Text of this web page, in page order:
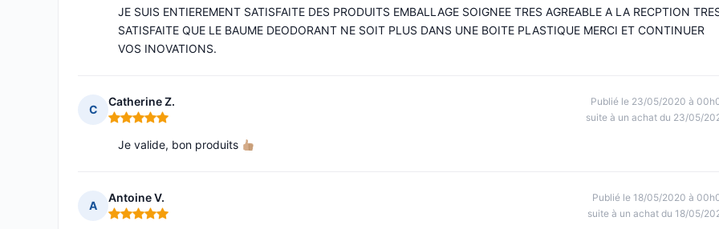
JE SUIS ENTIEREMENT SATISFAITE DES PRODUITS EMBALLAGE SOIGNEE TRES AGREABLE A LA RECPTION
SATISFAITE QUE LE BAUME DEODORANT NE SOIT PLUS DANS UNE BOITE PLASTIQUE MERCI ET CONTINUER
VOS INOVATIONS.
C
Catherine Z.
Note : 5 sur 5
Publié le 23/05/2020 à
suite à un achat du 23/05/
Je valide, bon produits
A
Antoine V.
Note : 5 sur 5
Publié le 18/05/2020 à
suite à un achat du 18/05/